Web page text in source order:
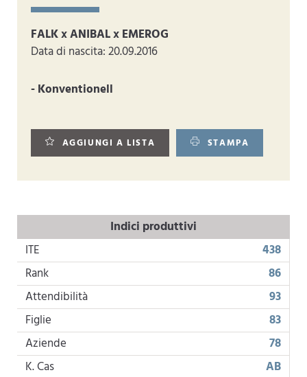
FALK x ANIBAL x EMEROG
Data di nascita: 20.09.2016
- Konventionell
AGGIUNGI A LISTA STAMPA
Indici produttivi
ITE
438
Rank
86
Attendibilità
93
Figlie
83
Aziende
78
K. Cas
AB